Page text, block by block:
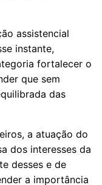
assistencial
instante,
fortalecer o
que sem
das
a atuação do
dos interesses da
desses e de
a importância